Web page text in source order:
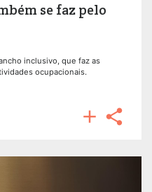
se faz pelo
inclusivo, que faz as
ocupacionais.
 